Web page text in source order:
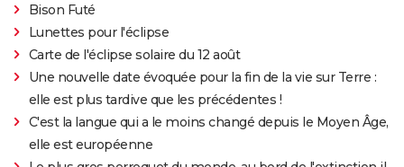
Bison Futé
Lunettes pour l'éclipse
Carte de l'éclipse solaire du 12 août
Une nouvelle date évoquée pour la fin de la vie sur Terre :
elle est plus tardive que les précédentes !
C'est la langue qui a le moins changé depuis le Moyen Âge,
elle est européenne